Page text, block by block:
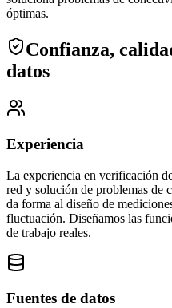
óptimas.
Confianza,
datos
Experiencia
La experiencia en verificación
red y solución de problemas de
da forma al diseño de
fluctuación. Diseñamos las
de trabajo reales.
Fuentes de datos